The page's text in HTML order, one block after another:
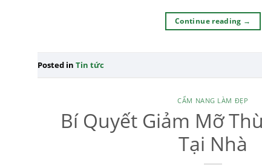
Continue reading →
Posted in Tin tức
CẨM NANG LÀM ĐẸP
Bí Quyết Giảm Mỡ
Tại Nhà